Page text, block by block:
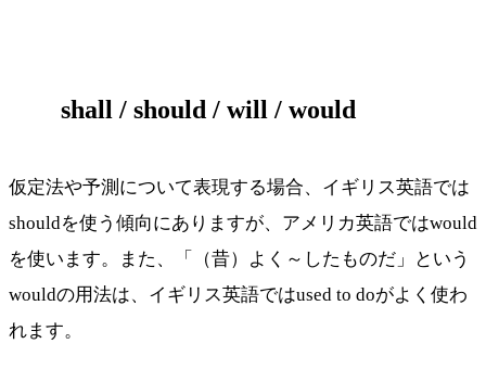
shall / should / will / would
仮定法や予測について表現する場合、イギリス英語では
shouldを使う傾向にありますが、アメリカ英語ではwould
を使います。また、「（昔）よく～したものだ」という
wouldの用法は、イギリス英語ではused to doがよく使わ
れます。